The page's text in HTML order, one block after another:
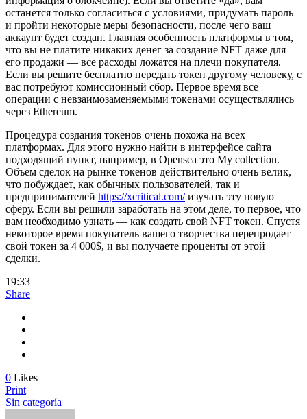
останется только согласиться с условиями, придумать пароль
и пройти некоторые меры безопасности, после чего ваш
аккаунт будет создан. Главная особенность платформы в том,
что вы не платите никаких денег за создание NFT даже для
его продажи — все расходы ложатся на плечи покупателя.
Если вы решите бесплатно передать токен другому человеку, с
вас потребуют комиссионный сбор. Первое время все
операции с невзаимозаменяемыми токенами осуществлялись
через Ethereum.
Процедура создания токенов очень похожа на всех
платформах. Для этого нужно найти в интерфейсе сайта
подходящий пункт, например, в Opensea это My collection.
Объем сделок на рынке токенов действительно очень велик,
что побуждает, как обычных пользователей, так и
предпринимателей https://xcritical.com/изучать эту новую
сферу. Если вы решили заработать на этом деле, то первое, что
вам необходимо узнать — как создать свой NFT токен. Спустя
некоторое время покупатель вашего творчества перепродает
свой токен за 4 000$, и вы получаете проценты от этой
сделки.
19:33
Share
0 Likes
Print
Sin categoría